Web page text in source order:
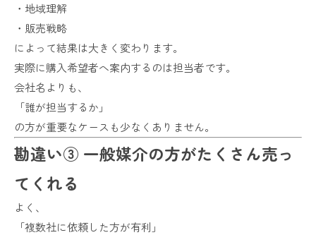
・地域理解
・販売戦略
によって結果は大きく変わります。
実際に購入希望者へ案内するのは担当者です。
会社名よりも、
「誰が担当するか」
の方が重要なケースも少なくありません。
勘違い③ 一般媒介の方がたくさん売っ
てくれる
よく、
「複数社に依頼した方が有利」